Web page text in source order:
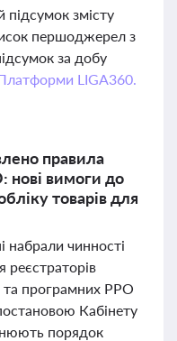
змісту
першоджерел з
за добу
Платформи LIGA360.
правила
нові вимоги до
товарів для
набрали чинності
реєстраторів
та програмних РРО
Кабінету
порядок